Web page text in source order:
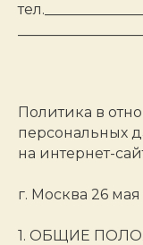
Политика в
персональных
на интернет-
г. Москва 26
1. ОБЩИЕ